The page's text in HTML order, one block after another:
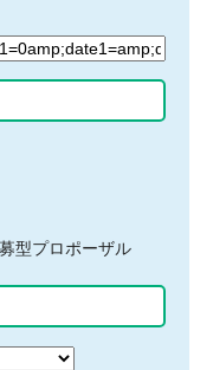
型プロポーザル